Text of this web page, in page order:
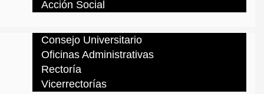
Acción Social
Consejo Universitario
Oficinas Administrativas
Rectoría
Vicerrectorías